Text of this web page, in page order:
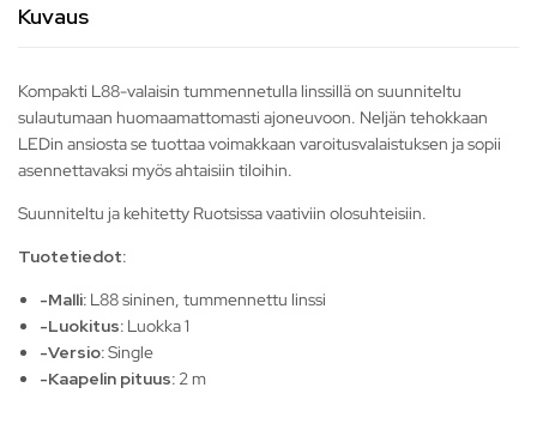
Kuvaus
Kompakti L88-valaisin tummennetulla linssillä on suunniteltu
sulautumaan huomaamattomasti ajoneuvoon. Neljän tehokkaan
LEDin ansiosta se tuottaa voimakkaan varoitusvalaistuksen ja sopii
asennettavaksi myös ahtaisiin tiloihin.
Suunniteltu ja kehitetty Ruotsissa vaativiin olosuhteisiin.
Tuotetiedot:
-Malli: L88 sininen, tummennettu linssi
-Luokitus: Luokka 1
-Versio:Single
-Kaapelin pituus: 2 m